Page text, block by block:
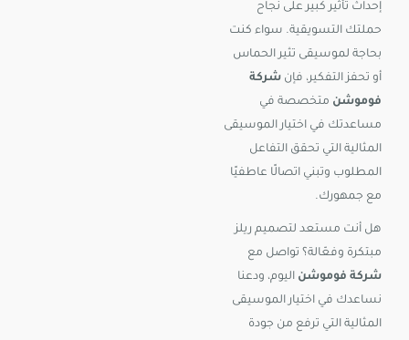
إحداث تأثير كبير على نجاح
حملتك التسويقية. سواء كنت
بحاجة لموسيقى تثير الحماس
أو تحفز التفكير، فإن شركة
فوموشن متخصصة في
مساعدتك في اختيار الموسيقى
المثالية التي تحقق التفاعل
المطلوب وتبني اتصالًا عاطفيًا
مع جمهورك.
هل أنت مستعد لتصميم ريلز
مبتكرة وفعّالة؟ تواصل مع
شركة فوموشن اليوم، ودعنا
نساعدك في اختيار الموسيقى
المثالية التي ترفع من جودة